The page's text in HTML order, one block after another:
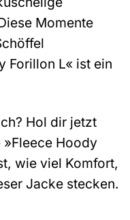
Momente
Forillon L« ist ein
Hol dir jetzt
Hoody
wie viel Komfort,
Jacke stecken.